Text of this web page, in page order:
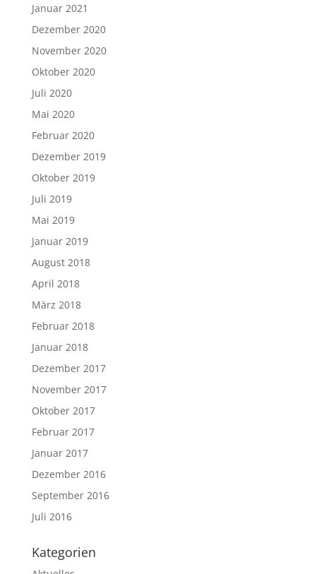
Januar 2021
Dezember 2020
November 2020
Oktober 2020
Juli 2020
Mai 2020
Februar 2020
Dezember 2019
Oktober 2019
Juli 2019
Mai 2019
Januar 2019
August 2018
April 2018
März 2018
Februar 2018
Januar 2018
Dezember 2017
November 2017
Oktober 2017
Februar 2017
Januar 2017
Dezember 2016
September 2016
Juli 2016
Kategorien